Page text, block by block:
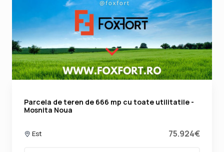
Parcela de teren de 666 mp cu toate utilitatile -
Mosnita Noua
Est 75.924€